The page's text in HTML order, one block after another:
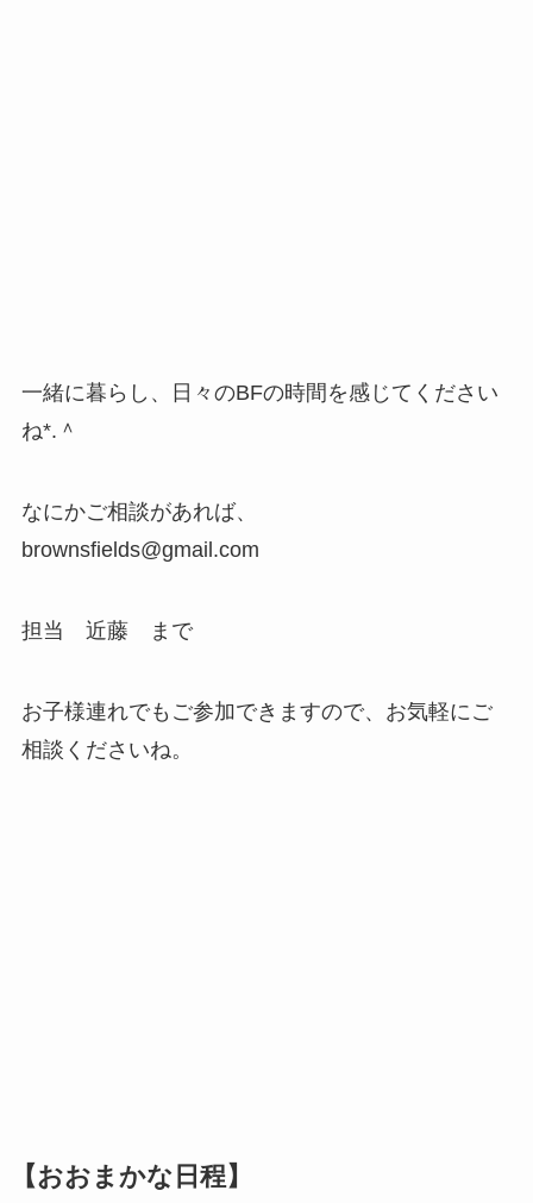
一緒に暮らし、日々のBFの時間を感じてください
ね*.＾
なにかご相談があれば、
brownsfields@gmail.com
担当 近藤 まで
お子様連れでもご参加できますので、お気軽にご
相談くださいね。
【おおまかな日程】